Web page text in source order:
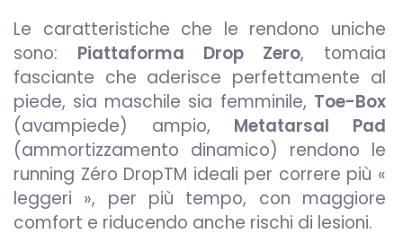
Le caratteristiche che le rendono uniche
sono: Piattaforma Drop Zero, tomaia
fasciante che aderisce perfettamente al
piede, sia maschile sia femminile, Toe-Box
(avampiede) ampio, Metatarsal Pad
(ammortizzamento dinamico) rendono le
running Zéro DropTM ideali per correre più «
leggeri », per più tempo, con maggiore
comfort e riducendo anche rischi di lesioni.